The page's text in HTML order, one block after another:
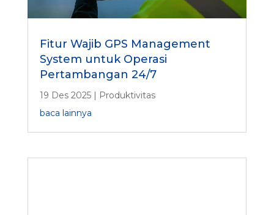
Fitur Wajib GPS Management
System untuk Operasi
Pertambangan 24/7
19 Des 2025| Produktivitas
baca lainnya